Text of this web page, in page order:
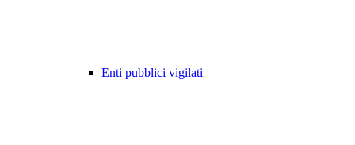
Enti pubblici vigilati